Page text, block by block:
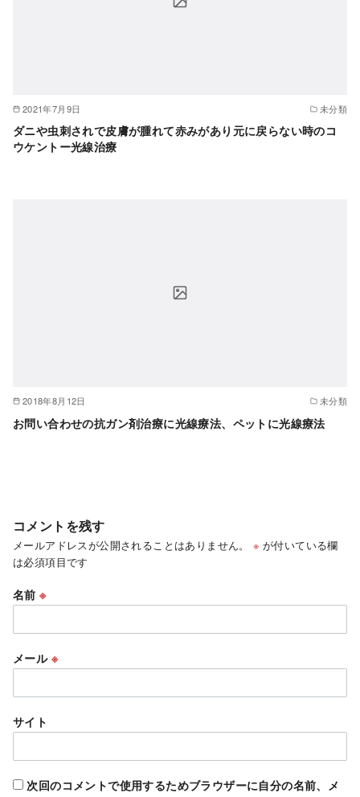
2021年7月9日 未分類
ダニや虫刺されで皮膚が腫れて赤みがあり元に戻らない時のコ
ウケントー光線治療
2018年8月12日 未分類
お問い合わせの抗ガン剤治療に光線療法、ペットに光線療法
コメントを残す
メールアドレスが公開されることはありません。 ※ が付いている欄
は必須項目です
名前※
メール ※
サイト
次回のコメントで使用するためブラウザーに自分の名前、メ